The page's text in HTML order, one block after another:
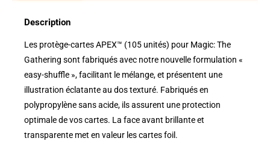
Description
Les protège-cartes APEX™ (105 unités) pour Magic: The
Gathering sont fabriqués avec notre nouvelle formulation «
easy-shuffle », facilitant le mélange, et présentent une
illustration éclatante au dos texturé. Fabriqués en
polypropylène sans acide, ils assurent une protection
optimale de vos cartes. La face avant brillante et
transparente met en valeur les cartes foil.